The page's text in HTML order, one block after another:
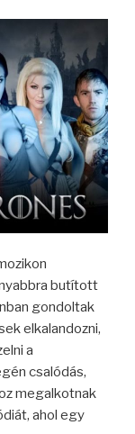
butított
gondoltak
elkalandozni,
a
csalódás,
megalkotnak
ahol egy